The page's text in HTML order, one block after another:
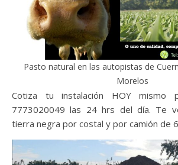
Pasto natural en las autopistas de
Morelos
Cotiza tu instalación HOY mismo
7773020049 las 24 hrs del día. Te
tierra negra por costal y por camión de